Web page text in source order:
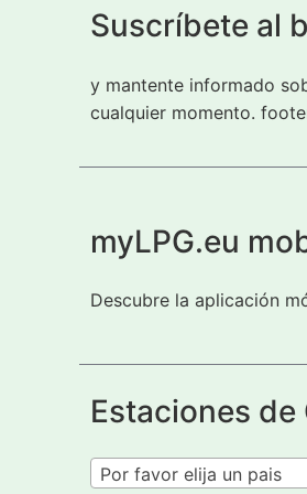
Suscríbete al
y mantente informado
cualquier momento.
myLPG.eu
Descubre la aplicación
Estaciones de
Por favor elija un pais